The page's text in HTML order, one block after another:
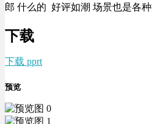
郎 什么的 好评如潮 场景也是各
下载
下载 pprt
预览